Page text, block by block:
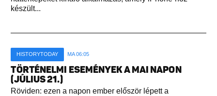
készült...
HISTORYTODAY MA 06:05
TÖRTÉNELMI ESEMÉNYEK A MAI NAPON
(JÚLIUS 21.)
Röviden: ezen a napon ember először lépett a